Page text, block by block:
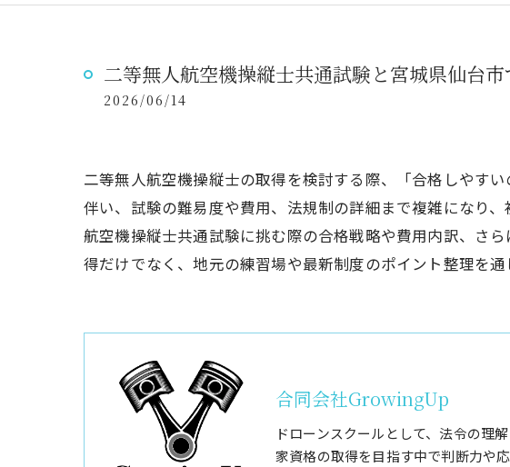
二等無人航空機操縦士共通試験と宮城県仙台
2026/06/14
二等無人航空機操縦士の取得を検討する際、「合格しやす
伴い、試験の難易度や費用、法規制の詳細まで複雑になり
航空機操縦士共通試験に挑む際の合格戦略や費用内訳、さ
得だけでなく、地元の練習場や最新制度のポイント整理を
合同会社GrowingUp
ドローンスクールとして、法令の理
家資格の取得を目指す中で判断力や